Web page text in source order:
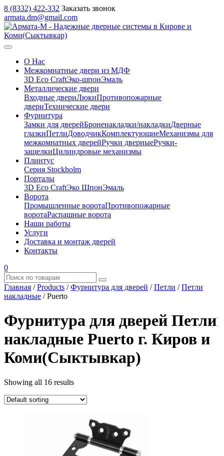
8 (8332) 422-332 Заказать звонок
armata.dm@gmail.com
О Нас
Межкомнатные двери из МДФ
3D Eco CraftЭко-шпонЭмаль
Металлические двери
Входные двериЛюкиПротивопожарные
двериТехнические двери
Фурнитура
Замки для дверейБроненакладки/накладкиДверные
глазкиПетлиДоводчикКомплектующиеМеханизмы для
межкомнатных дверейРучки дверныеРучки-
защелкиЦилиндровые механизмы
Плинтус
Серия Stockholm
Порталы
3D Eco CraftЭко ШпонЭмаль
Ворота
Промышленные воротаПротивопожарные
воротаРаспашные ворота
Наши работы
Услуги
Доставка и монтаж дверей
Контакты
0
Главная /Products /Фурнитура для дверей /Петли /Петли
накладные /Puerto
Фурнитура для дверей Петли
накладные Puerto г. Киров и
Коми(Сыктывкар)
Showing all 16 results